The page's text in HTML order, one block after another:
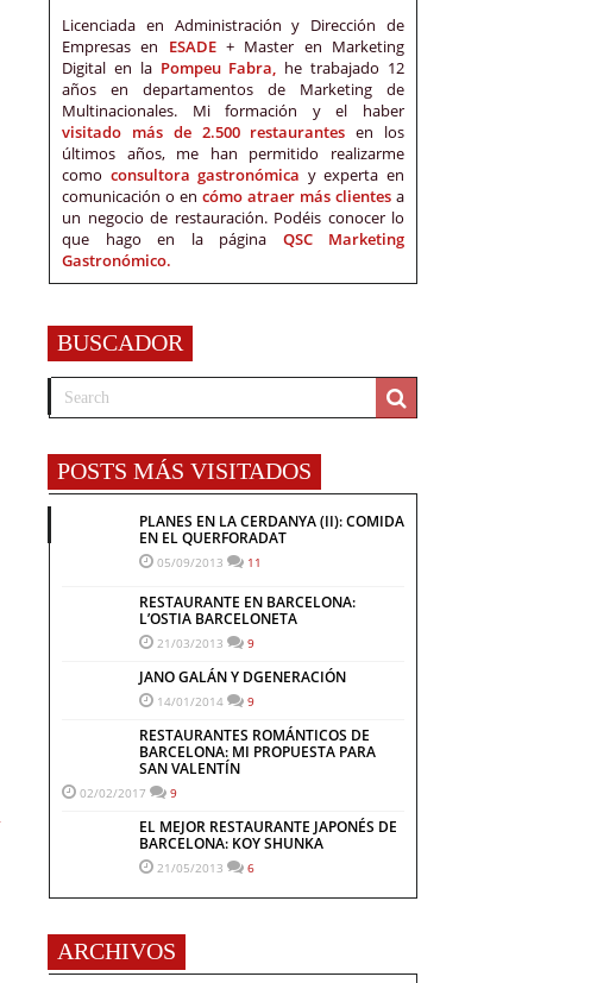
Licenciada en Administración y Dirección de
Empresas en ESADE+ Master en Marketing
Digital en la Pompeu Fabra, he trabajado 12
años en departamentos de Marketing de
Multinacionales. Mi formación y el haber
visitado más de 2.500 restaurantes en los
últimos años, me han permitido realizarme
como consultora gastronómica y experta en
comunicación o en cómo atraer más clientes a
un negocio de restauración. Podéis conocer lo
que hago en la página QSC Marketing
Gastronómico.
BUSCADOR
POSTS MÁS VISITADOS
PLANES EN LA CERDANYA (II): COMIDA
EN EL QUERFORADAT
05/09/2013 11
RESTAURANTE EN BARCELONA:
L’OSTIA BARCELONETA
21/03/2013 9
JANO GALÁN Y DGENERACIÓN
14/01/2014 9
RESTAURANTES ROMÁNTICOS DE
BARCELONA: MI PROPUESTA PARA
SAN VALENTÍN
02/02/2017 9
EL MEJOR RESTAURANTE JAPONÉS DE
BARCELONA: KOY SHUNKA
21/05/2013 6
ARCHIVOS